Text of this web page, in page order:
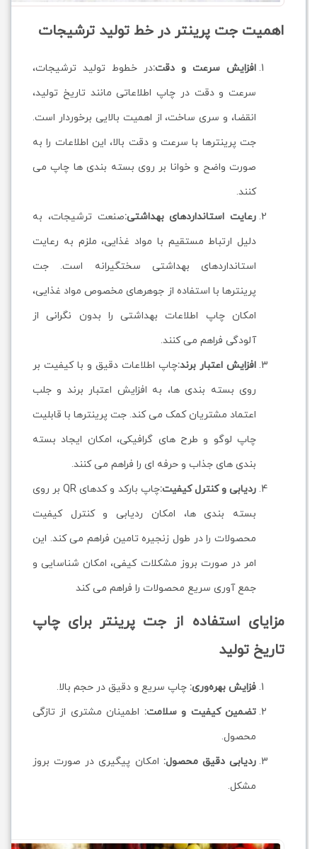
اهمیت جت پرینتر در خط تولید ترشیجات
افزایش سرعت و دقت:در خطوط تولید ترشیجات،
سرعت و دقت در چاپ اطلاعاتی مانند تاریخ تولید،
انقضا، و سری ساخت، از اهمیت بالایی برخوردار است.
جت پرینترها با سرعت و دقت بالا، این اطلاعات را به
صورت واضح و خوانا بر روی بسته بندی ها چاپ می
کنند.
رعایت استانداردهای بهداشتی:صنعت ترشیجات، به
دلیل ارتباط مستقیم با مواد غذایی، ملزم به رعایت
استانداردهای بهداشتی سختگیرانه است. جت
پرینترها با استفاده از جوهرهای مخصوص مواد غذایی،
امکان چاپ اطلاعات بهداشتی را بدون نگرانی از
آلودگی فراهم می کنند.
افزایش اعتبار برند:چاپ اطلاعات دقیق و با کیفیت بر
روی بسته بندی ها، به افزایش اعتبار برند و جلب
اعتماد مشتریان کمک می کند. جت پرینترها با قابلیت
چاپ لوگو و طرح های گرافیکی، امکان ایجاد بسته
بندی های جذاب و حرفه ای را فراهم می کنند.
ردیابی و کنترل کیفیت:
چاپ بارکد و کدهای QR بر روی
بسته بندی ها، امکان ردیابی و کنترل کیفیت
محصولات را در طول زنجیره تامین فراهم می کند. این
امر در صورت بروز مشکلات کیفی، امکان شناسایی و
جمع آوری سریع محصولات را فراهم می کند
مزایای استفاده از جت پرینتر برای چاپ
تاریخ تولید
فزایش بهره‌وری:چاپ سریع و دقیق در حجم بالا.
تضمین کیفیت و سلامت:اطمینان مشتری از تازگی
محصول.
ردیابی دقیق محصول:امکان پیگیری در صورت بروز
مشکل.